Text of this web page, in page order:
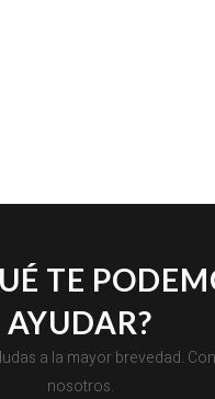
TE
AYUDAR?
a la mayor brevedad.
nosotros.